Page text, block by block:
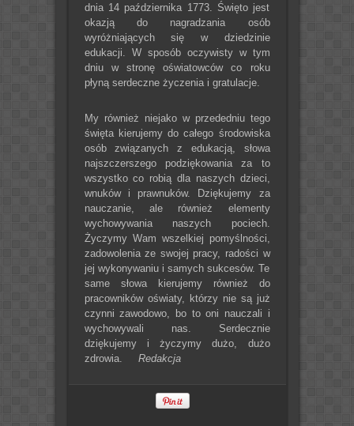
dnia 14 października 1773. Święto jest
okazją do nagradzania osób
wyróżniających się w dziedzinie
edukacji. W sposób oczywisty w tym
dniu w stronę oświatowców co roku
płyną serdeczne życzenia i gratulacje.
My również niejako w przededniu tego
święta kierujemy do całego środowiska
osób związanych z edukacją, słowa
najszczerszego podziękowania za to
wszystko co robią dla naszych dzieci,
wnuków i prawnuków. Dziękujemy za
nauczanie, ale również elementy
wychowywania naszych pociech.
Życzymy Wam wszelkiej pomyślności,
zadowolenia ze swojej pracy, radości w
jej wykonywaniu i samych sukcesów. Te
same słowa kierujemy również do
pracowników oświaty, którzy nie są już
czynni zawodowo, bo to oni nauczali i
wychowywali nas. Serdecznie
dziękujemy i życzymy dużo, dużo
zdrowia. Redakcja